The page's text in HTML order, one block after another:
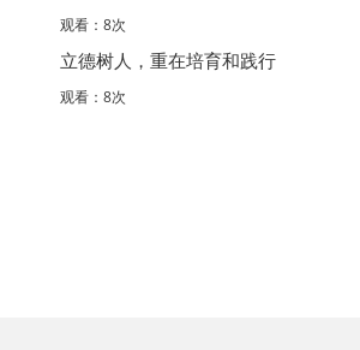
观看：8次
立德树人，重在培育和践行
观看：8次